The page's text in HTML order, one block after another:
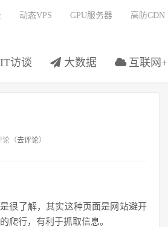
IT访谈 大数据 互联网+
动态VPS GPU服务器 高防CDN
论（去评论）
很了解，其实这种页面是网站避开
爬行，有利于抓取信息。